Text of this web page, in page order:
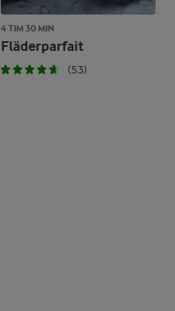
4 TIM 30 MIN
Fläderparfait
(53)